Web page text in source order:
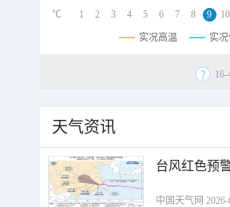
1 2 3 4 5 6 7 8 9 10
℃
实况高温 实
天气资讯
台风红色预
中国天气网 2026-